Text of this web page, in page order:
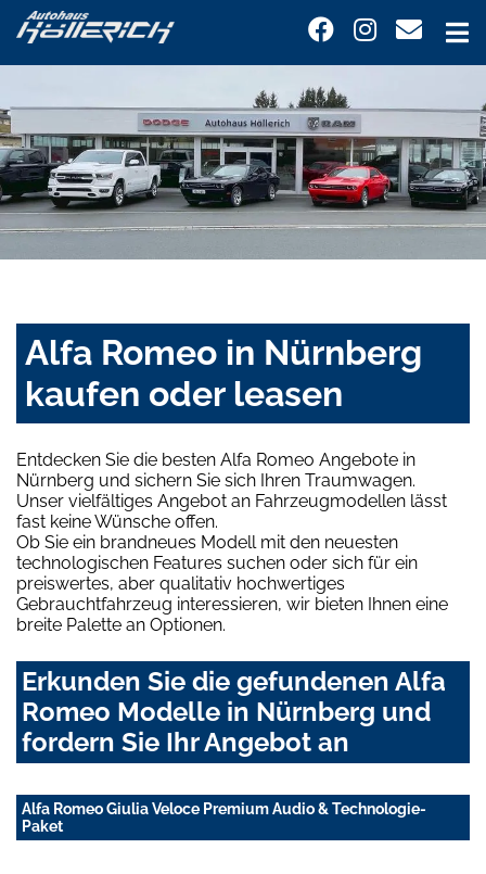
Alfa Romeo in Nürnberg
kaufen oder leasen
Entdecken Sie die besten Alfa Romeo Angebote in
Nürnberg und sichern Sie sich Ihren Traumwagen.
Unser vielfältiges Angebot an Fahrzeugmodellen lässt
fast keine Wünsche offen.
Ob Sie ein brandneues Modell mit den neuesten
technologischen Features suchen oder sich für ein
preiswertes, aber qualitativ hochwertiges
Gebrauchtfahrzeug interessieren, wir bieten Ihnen eine
breite Palette an Optionen.
Erkunden Sie die gefundenen Alfa
Romeo Modelle in Nürnberg und
fordern Sie Ihr Angebot an
Alfa Romeo Giulia Veloce Premium Audio & Technologie-
Paket